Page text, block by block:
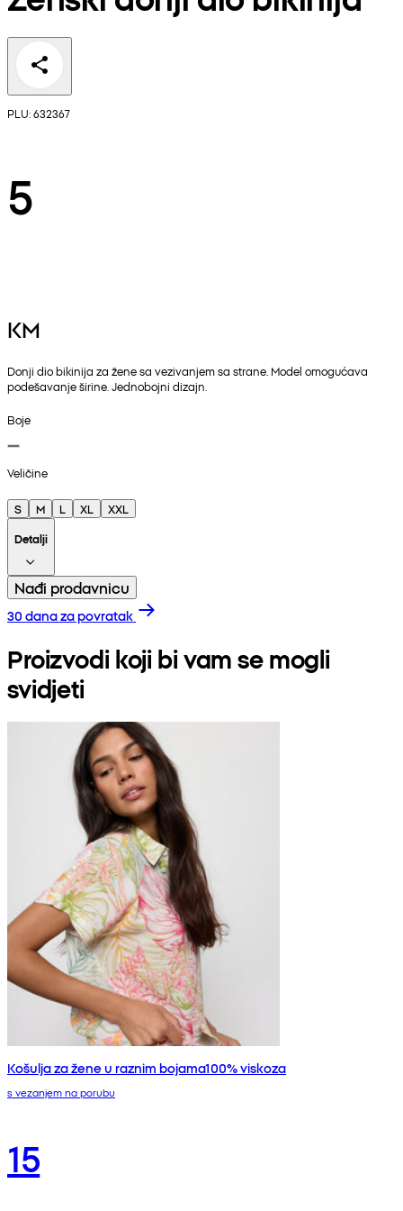
PLU: 632367
5
KM
Donji dio bikinija za žene sa vezivanjem sa strane. Model omogućava
podešavanje širine. Jednobojni dizajn.
Boje
Veličine
S M L XL
XXL
Detalji
Nađi prodavnicu
30 dana za povratak
Proizvodi koji bi vam se mogli
svidjeti
Košulja za žene u raznim bojama100% viskoza
s vezanjem na porubu
15